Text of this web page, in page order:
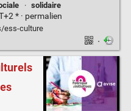
· solidaire
* · permalien
ess-culture
·